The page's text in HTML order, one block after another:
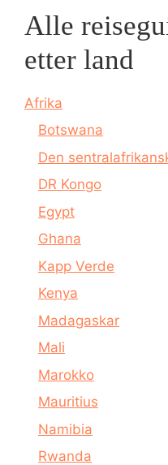
Alle
etter land
Afrika
Botswana
Den
DR Kongo
Egypt
Ghana
Kapp Verde
Kenya
Madagaskar
Mali
Marokko
Mauritius
Namibia
Rwanda